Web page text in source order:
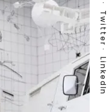
Twitter
LinkedIn